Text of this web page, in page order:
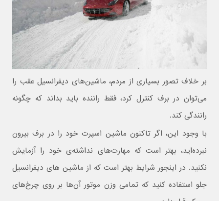
بر خلاف تصور بسیاری از مردم، ماشین‌های دیفرانسیل عقب را
می‌توان در برف کنترل کرد، فقط راننده باید بداند که چگونه
رانندگی کند.
با وجود این، اگر تاکنون ماشین اسپرت خود را در برف بیرون
نبرده‌اید، بهتر است که مهارت‌های نداشته‌ی خود را آزمایش
نکنید. در اینجور شرایط بهتر است که از ماشین های دیفرانسیل
جلو استفاده کنید که تمامی وزن موتور آن‌ها بر روی چرخ‌های